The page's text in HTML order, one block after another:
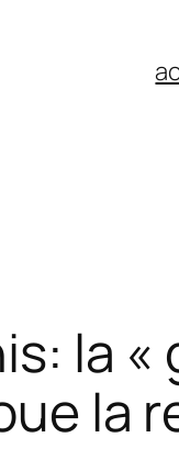
la «
la